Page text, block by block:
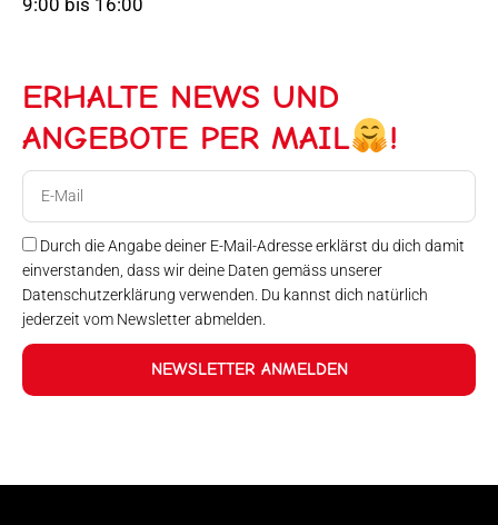
ERHALTE NEWS UND
ANGEBOTE PER MAIL
!
Durch die Angabe deiner E-Mail-Adresse erklärst du dich damit
einverstanden, dass wir deine Daten gemäss unserer
Datenschutzerklärung verwenden. Du kannst dich natürlich
jederzeit vom Newsletter abmelden.
NEWSLETTER ANMELDEN